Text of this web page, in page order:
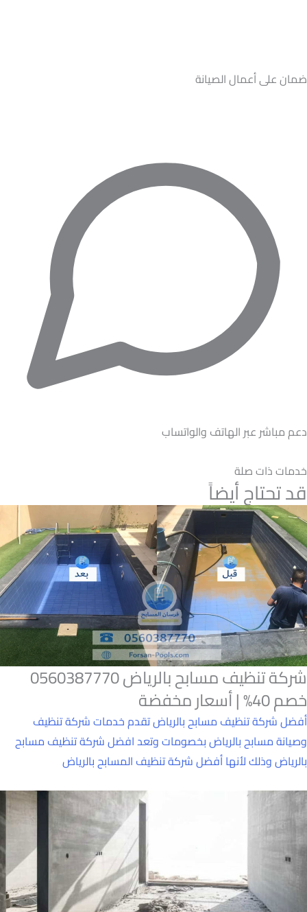
ضمان على أعمال الصيانة
دعم مباشر عبر الهاتف والواتساب
خدمات ذات صلة
قد تحتاج أيضاً
شركة تنظيف مسابح بالرياض 0560387770
خصم 40% | أسعار مخفضة
أفضل شركة تنظيف مسابح بالرياض تقدم خدمات شركة تنظيف
وصيانة مسابح بالرياض بخصومات وتعد افضل شركة تنظيف مسابح
بالرياض وذلك لأنها أفضل شركة تنظيف المسابح بالرياض